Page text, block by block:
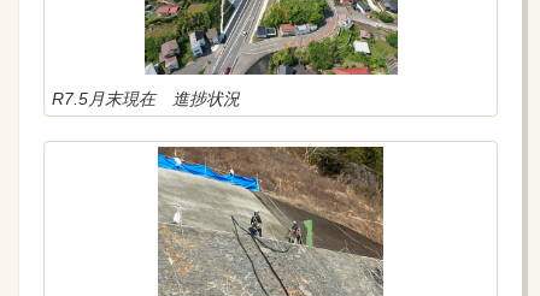
R7.5月末現在 進捗状況